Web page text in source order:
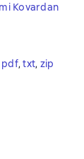
Kovardan
pdf, txt, zip